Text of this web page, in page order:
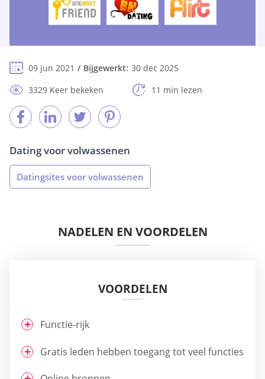
09 jun 2021 Bijgewerkt: 30 dec 2025
3329 Keer bekeken
11 min lezen
Dating voor volwassenen
Datingsites voor volwassenen
NADELEN EN VOORDELEN
VOORDELEN
Functie-rijk
Gratis leden hebben toegang tot veel functies